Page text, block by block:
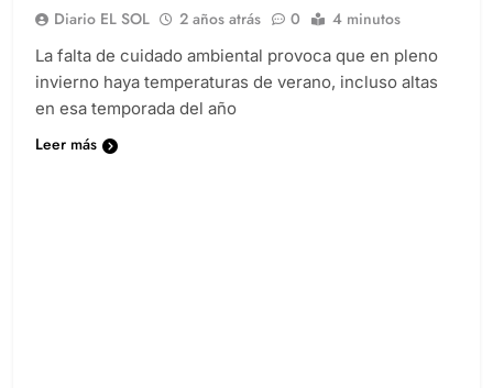
Diario EL SOL 2 años atrás 0 4 minutos
La falta de cuidado ambiental provoca que en pleno
invierno haya temperaturas de verano, incluso altas
en esa temporada del año
Leer más